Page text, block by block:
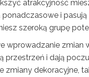
atrakcyjność
i
szeroką grupę
wprowadzanie zmian
przestrzeń i dają
dekoracyjne,